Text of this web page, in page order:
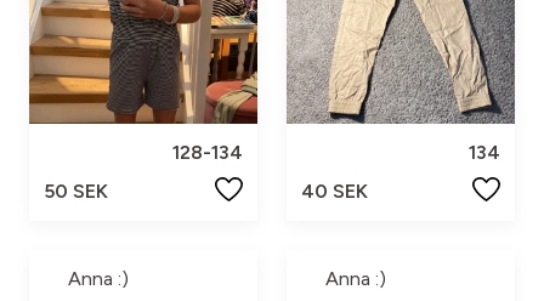
128-134
50 SEK
134
40 SEK
Anna :) Anna :)